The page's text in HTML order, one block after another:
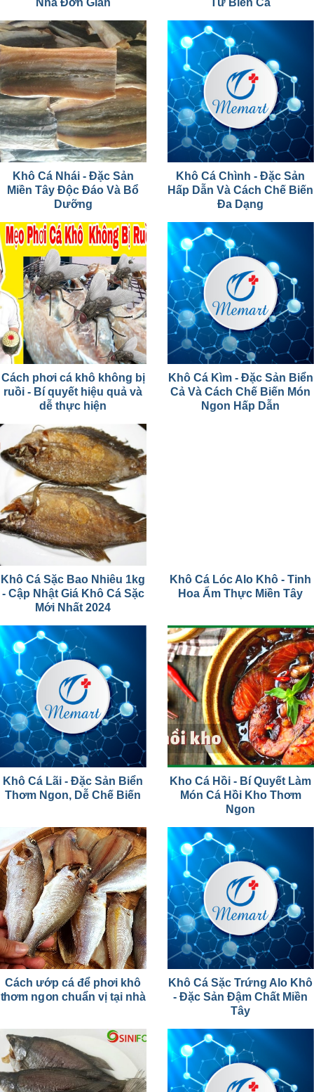
Nhà Đơn Giản Từ Biển Cả
Khô Cá Nhái - Đặc Sản
Miền Tây Độc Đáo Và Bổ
Dưỡng
Khô Cá Chình - Đặc Sản
Hấp Dẫn Và Cách Chế Biến
Đa Dạng
Cách phơi cá khô không bị
ruồi - Bí quyết hiệu quả và
dễ thực hiện
Khô Cá Kìm - Đặc Sản Biển
Cả Và Cách Chế Biến Món
Ngon Hấp Dẫn
Khô Cá Sặc Bao Nhiêu 1kg
- Cập Nhật Giá Khô Cá Sặc
Mới Nhất 2024
Khô Cá Lóc Alo Khô - Tinh
Hoa Ẩm Thực Miền Tây
Khô Cá Lãi - Đặc Sản Biển
Thơm Ngon, Dễ Chế Biến
Kho Cá Hồi - Bí Quyết Làm
Món Cá Hồi Kho Thơm
Ngon
Cách ướp cá để phơi khô
thơm ngon chuẩn vị tại nhà
Khô Cá Sặc Trứng Alo Khô
- Đặc Sản Đậm Chất Miền
Tây